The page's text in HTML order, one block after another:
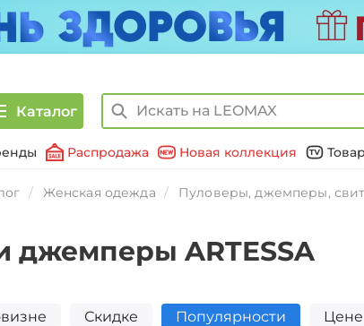
Каталог
Распродажа Новая коллекция
Женская одежда Пуловеры, джемперы,
джемперы ARTESSA
Скидке Популярности Цене